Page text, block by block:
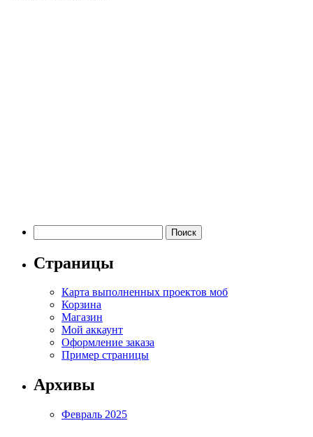
Страницы
Карта выполненных проектов моб
Корзина
Магазин
Мой аккаунт
Оформление заказа
Пример страницы
Архивы
Февраль 2025